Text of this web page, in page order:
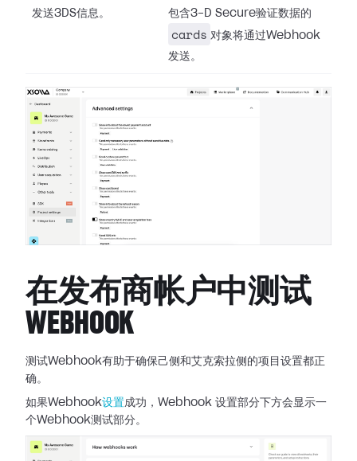
发送3DS信息。 包含3-D Secure验证数据的
cards 对象将通过Webhook
发送。
在发布商帐户中测试
WEBHOOK
测试Webhook有助于确保己侧和艾克索拉侧的项目设置都正
确。
如果Webhook设置成功，Webhook 设置部分下方会显示一
个Webhook测试部分。